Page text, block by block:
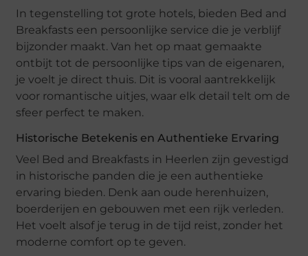
In tegenstelling tot grote hotels, bieden Bed and
Breakfasts een persoonlijke service die je verblijf
bijzonder maakt. Van het op maat gemaakte
ontbijt tot de persoonlijke tips van de eigenaren,
je voelt je direct thuis. Dit is vooral aantrekkelijk
voor romantische uitjes, waar elk detail telt om de
sfeer perfect te maken.
Historische Betekenis en Authentieke Ervaring
Veel Bed and Breakfasts in Heerlen zijn gevestigd
in historische panden die je een authentieke
ervaring bieden. Denk aan oude herenhuizen,
boerderijen en gebouwen met een rijk verleden.
Het voelt alsof je terug in de tijd reist, zonder het
moderne comfort op te geven.